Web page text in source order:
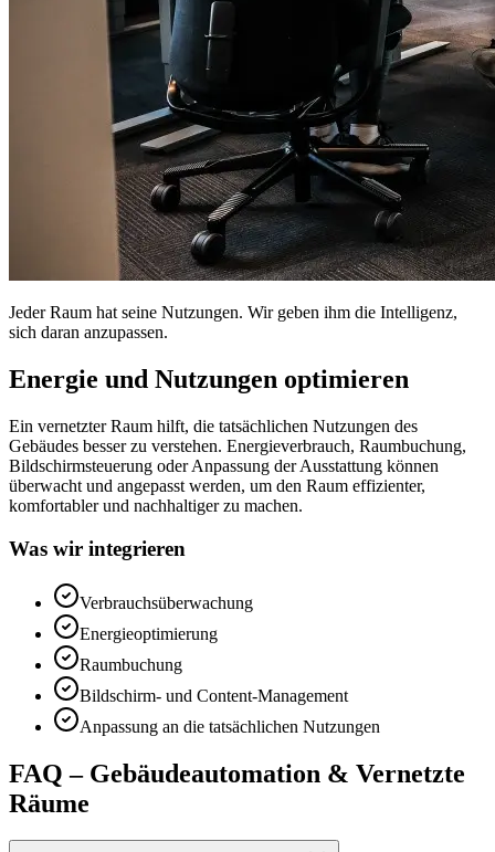
Jeder Raum hat seine Nutzungen. Wir geben ihm die Intelligenz,
sich daran anzupassen.
Energie und Nutzungen optimieren
Ein vernetzter Raum hilft, die tatsächlichen Nutzungen des
Gebäudes besser zu verstehen. Energieverbrauch, Raumbuchung,
Bildschirmsteuerung oder Anpassung der Ausstattung können
überwacht und angepasst werden, um den Raum effizienter,
komfortabler und nachhaltiger zu machen.
Was wir integrieren
Verbrauchsüberwachung
Energieoptimierung
Raumbuchung
Bildschirm- und Content-Management
Anpassung an die tatsächlichen Nutzungen
FAQ – Gebäudeautomation & Vernetzte
Räume